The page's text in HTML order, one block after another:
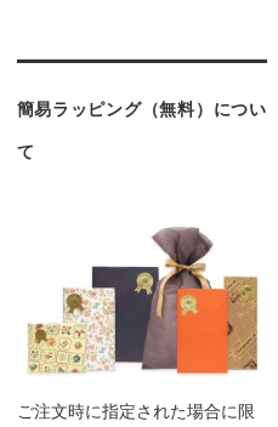
簡易ラッピング（無料）につい
て
ご注文時に指定された場合に限